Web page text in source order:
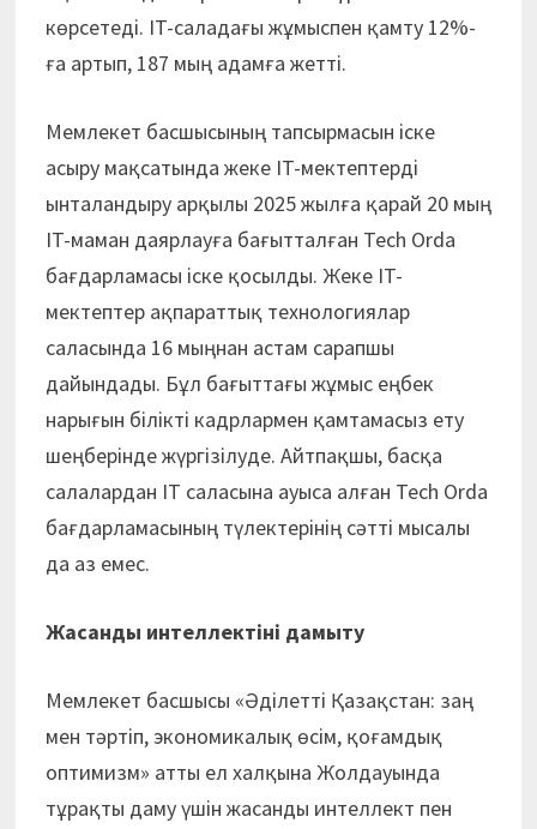
көрсетеді. IT-саладағы жұмыспен қамту 12%-
ға артып, 187 мың адамға жетті.
Мемлекет басшысының тапсырмасын іске
асыру мақсатында жеке IT-мектептерді
ынталандыру арқылы 2025 жылға қарай 20 мың
IT-маман даярлауға бағытталған Tech Orda
бағдарламасы іске қосылды. Жеке IT-
мектептер ақпараттық технологиялар
саласында 16 мыңнан астам сарапшы
дайындады. Бұл бағыттағы жұмыс еңбек
нарығын білікті кадрлармен қамтамасыз ету
шеңберінде жүргізілуде. Айтпақшы, басқа
салалардан IT саласына ауыса алған Tech Orda
бағдарламасының түлектерінің сәтті мысалы
да аз емес.
Жасанды интеллектіні дамыту
Мемлекет басшысы «Әділетті Қазақстан: заң
мен тәртіп, экономикалық өсім, қоғамдық
оптимизм» атты ел халқына Жолдауында
тұрақты даму үшін жасанды интеллект пен